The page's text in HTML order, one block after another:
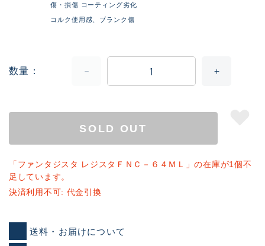
傷・損傷 コーティング劣化
コルク使用感、ブランク傷
数量
SOLD OUT
「ファンタジスタ レジスタＦＮＣ－６４ＭＬ」の在庫が1個不
足しています。
決済利用不可: 代金引換
送料・お届けについて